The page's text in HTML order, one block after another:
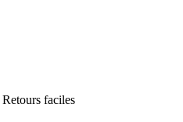
Retours faciles